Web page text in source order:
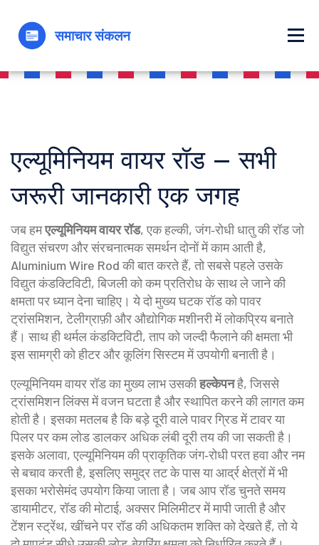
एल्यूमिनियम वायर रॉड – सभी
जरूरी जानकारी एक जगह
जब हमएल्यूमिनियम वायर रॉड,एक हल्की, जंग‑रोधी धातु की रॉड जो
विद्युत संचरण और संरचनात्मक समर्थन दोनों में काम आती है,
Aluminium Wire Rodकी बात करते हैं, तो सबसे पहले उसके
विद्युत कंडक्टिविटी,बिजली को कम प्रतिरोध के साथ ले जाने की
क्षमतापर ध्यान देना चाहिए। ये दो मुख्य घटक रॉड को पावर
ट्रांसमिशन, टेलीग्राफ़ी और औद्योगिक मशीनरी में लोकप्रिय बनाते
हैं। साथ हीथर्मल कंडक्टिविटी,ताप को जल्दी फैलाने की क्षमताभी
इस सामग्री को हीटर और कूलिंग सिस्टम में उपयोगी बनाती है।
एल्यूमिनियम वायर रॉड का मुख्य लाभ उसकीहल्केपनहै, जिससे
ट्रांसमिशन लिंक्स में वजन घटता है और स्थापित करने की लागत कम
होती है। इसका मतलब है कि बड़े दूरी वाले पावर ग्रिड में टावर या
पिलर पर कम लोड डालकर अधिक लंबी दूरी तय की जा सकती है।
इसके अलावा, एल्यूमिनियम की प्राकृतिक जंग‑रोधी परत हवा और नम
से बचाव करती है, इसलिए समुद्र तट के पास या आर्द्र क्षेत्रों में भी
इसका भरोसेमंद उपयोग किया जाता है। जब आप रॉड चुनते समय
डायामीटर,रॉड की मोटाई, अक्सर मिलिमीटर में मापी जाती हैऔर
टेंशन स्ट्रेंथ,खींचने पर रॉड की अधिकतम शक्तिको देखते हैं, तो ये